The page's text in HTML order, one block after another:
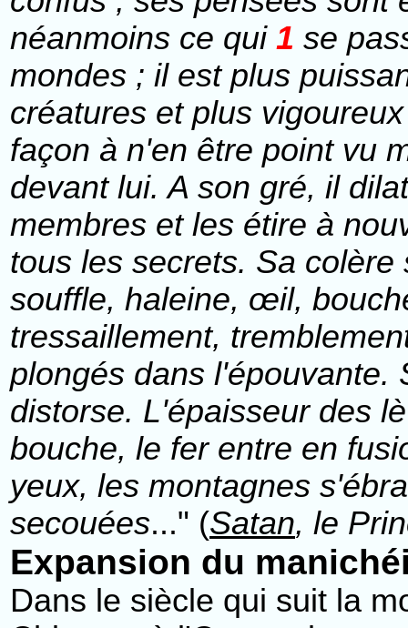
néanmoins ce qui 1 se
mondes ; il est plus
créatures et plus
façon à n'en être point vu
devant lui. A son gré, il
membres et les étire à
tous les secrets. Sa
souffle, haleine, œil,
tressaillement,
plongés dans l'épouvante.
distorse. L'épaisseur des
bouche, le fer entre en
yeux, les montagnes
secouées..." (Satan, le
Expansion du
Dans le siècle qui suit la